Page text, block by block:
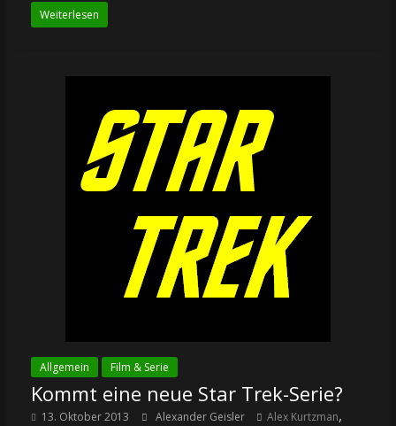
Weiterlesen
Allgemein Film & Serie
Kommt eine neue Star Trek-Serie?
13. Oktober 2013 Alexander Geisler Alex Kurtzman,